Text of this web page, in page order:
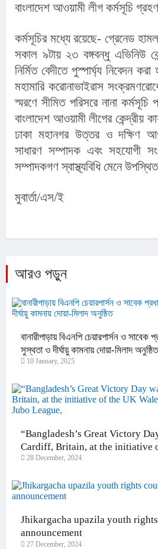
বাংলাদেশ আওয়ামী লীগ কর্মসূচি
কর্মসূচির মধ্যে রয়েছে- গ্রেনেড
সকাল ৯টায় ২৩ বঙ্গবন্ধু এভিনিউ
নির্মিত বেদীতে পুস্পার্ঘ্য নিবেদন
মহামারি করোনাভাইরাস
স্মরণে সীমিত পরিসরে নানা
বাংলাদেশ আওয়ামী লীগের কেন্দ্রীয়
ঢাকা মহানগর উত্তর ও দক্ষিণ
সাধারণ সম্পাদক এবং সহযোগী
সম্পাদকগণ স্বাস্থ্যবিধি মেনে
মুবার্তা/এস/ই
আরও পড়ুন
বানারীপাড়ায় বিএনপি চেয়ারপার্সন ও সাবেক
সুস্থতা ও দীর্ঘায়ু কামনায় দোয়া-মিলাদ অনুষ্ঠিত
10 January, 2025
“Bangladesh’s Great Victory
Cardiff, Britain, at the initiative
Awami League and Jubo League,
28 December, 2024
Jhikargacha upazila youth
announcement
27 December, 2024